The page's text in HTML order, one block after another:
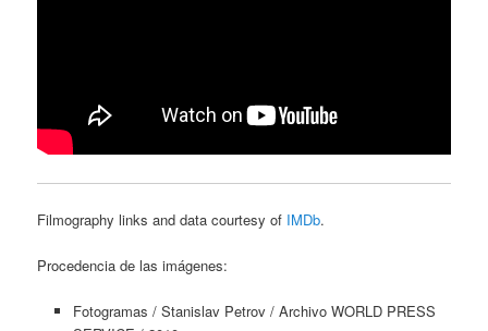
Filmography links and data courtesy of IMDb.
Procedencia de las imágenes:
Fotogramas / Stanislav Petrov / Archivo WORLD PRESS